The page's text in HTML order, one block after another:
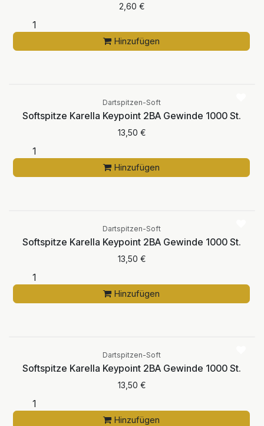
2,60 €
Hinzufügen
Dartspitzen-Soft
Softspitze Karella Keypoint 2BA Gewinde 1000 St.
13,50 €
Hinzufügen
Dartspitzen-Soft
Softspitze Karella Keypoint 2BA Gewinde 1000 St.
13,50 €
Hinzufügen
Dartspitzen-Soft
Softspitze Karella Keypoint 2BA Gewinde 1000 St.
13,50 €
Hinzufügen